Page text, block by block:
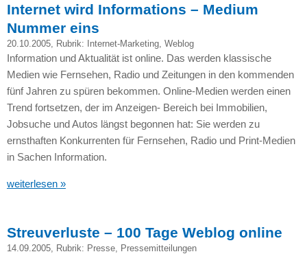
Internet wird Informations – Medium
Nummer eins
20.10.2005, Rubrik: Internet-Marketing, Weblog
Information und Aktualität ist online. Das werden klassische
Medien wie Fernsehen, Radio und Zeitungen in den kommenden
fünf Jahren zu spüren bekommen. Online-Medien werden einen
Trend fortsetzen, der im Anzeigen- Bereich bei Immobilien,
Jobsuche und Autos längst begonnen hat: Sie werden zu
ernsthaften Konkurrenten für Fernsehen, Radio und Print-Medien
in Sachen Information.
weiterlesen »
Streuverluste – 100 Tage Weblog online
14.09.2005, Rubrik: Presse, Pressemitteilungen